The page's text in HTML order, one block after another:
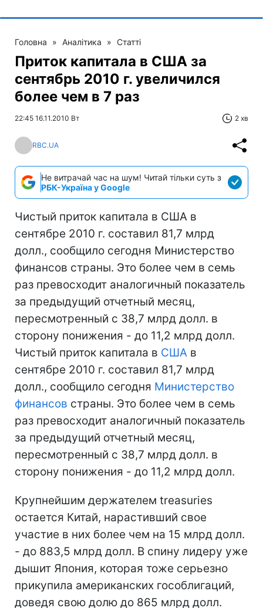
Головна » Аналітика » Статті
Приток капитала в США за
сентябрь 2010 г. увеличился
более чем в 7 раз
22:45 16.11.2010 Вт 2 хв
RBC.UA
Не витрачай час на шум! Читай тільки суть з
РБК-Україна у Google
Чистый приток капитала в США в
сентябре 2010 г. составил 81,7 млрд
долл., сообщило сегодня Министерство
финансов страны. Это более чем в семь
раз превосходит аналогичный показатель
за предыдущий отчетный месяц,
пересмотренный с 38,7 млрд долл. в
сторону понижения - до 11,2 млрд долл.
Чистый приток капитала в США в
сентябре 2010 г. составил 81,7 млрд
долл., сообщило сегодня Министерство
финансов страны. Это более чем в семь
раз превосходит аналогичный показатель
за предыдущий отчетный месяц,
пересмотренный с 38,7 млрд долл. в
сторону понижения - до 11,2 млрд долл.
Крупнейшим держателем treasuries
остается Китай, нарастивший свое
участие в них более чем на 15 млрд долл.
- до 883,5 млрд долл. В спину лидеру уже
дышит Япония, которая тоже серьезно
прикупила американских гособлигаций,
доведя свою долю до 865 млрд долл.